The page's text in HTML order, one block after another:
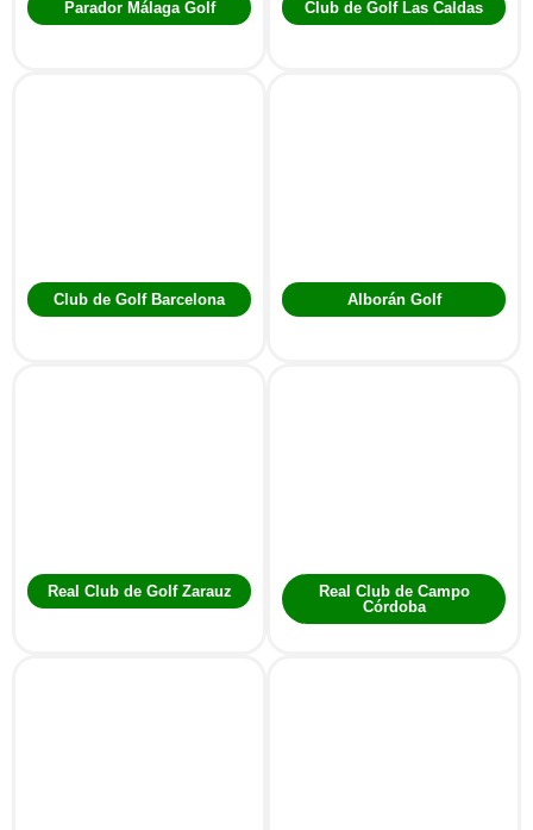
Parador Málaga Golf Club de Golf Las Caldas
Club de Golf Barcelona Alborán Golf
Real Club de Golf Zarauz
Real Club de Campo
Córdoba